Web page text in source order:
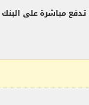
مباشرة على